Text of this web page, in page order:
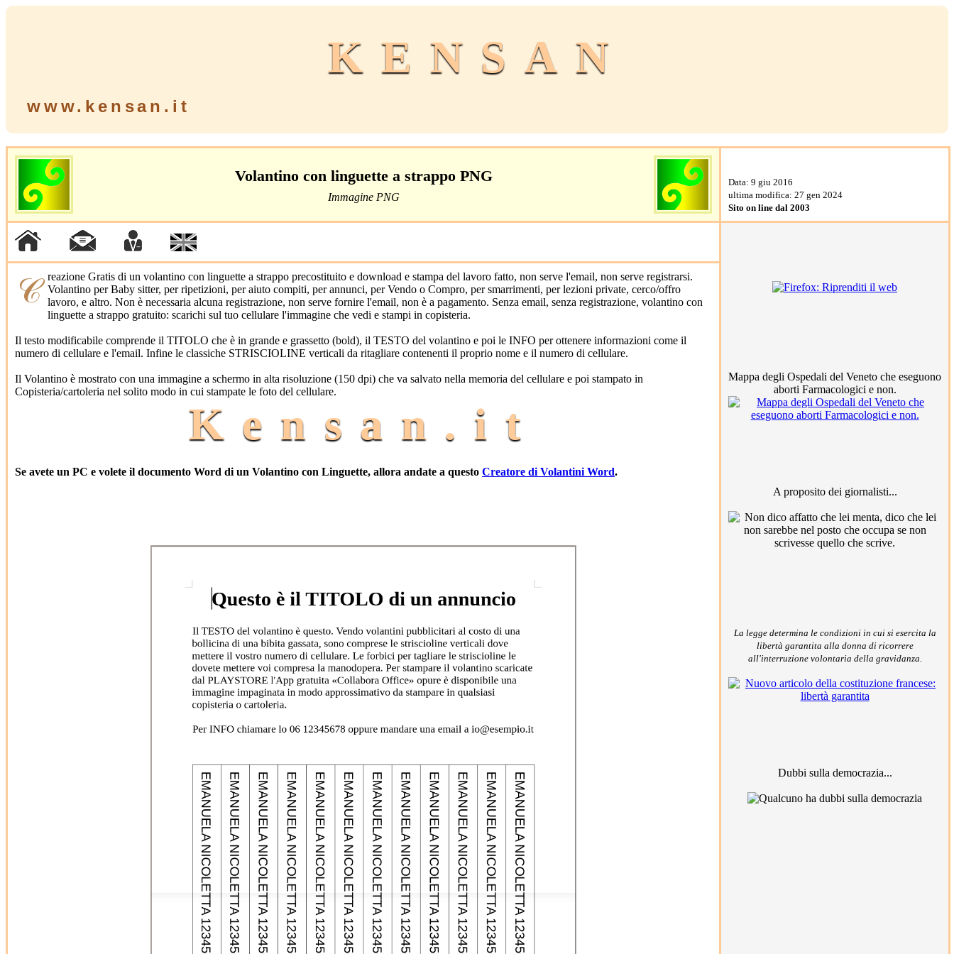
KENSAN
www.kensan.it
Volantino con linguette a strappo PNG
Immagine PNG
Data: 9 giu 2016
ultima modifica: 27 gen 2024
Sito on line dal 2003
𝒞reazione Gratis di un volantino con linguette a strappo precostituito e download e stampa del lavoro fatto, non serve l'email, non serve registrarsi. Volantino per Baby sitter, per ripetizioni, per aiuto compiti, per annunci, per Vendo o Compro, per smarrimenti, per lezioni private, cerco/offro
lavoro, e altro. Non è necessaria alcuna registrazione, non serve fornire l'email, non è a pagamento. Senza email, senza registrazione, volantino con
linguette a strappo gratuito: scarichi sul tuo cellulare l'immagine che vedi e stampi in copisteria.
Il testo modificabile comprende il TITOLO che è in grande e grassetto (bold), il TESTO del volantino e poi le INFO per ottenere informazioni come il
numero di cellulare e l'email. Infine le classiche STRISCIOLINE verticali da ritagliare contenenti il proprio nome e il numero di cellulare.
Il Volantino è mostrato con una immagine a schermo in alta risoluzione (150 dpi) che va salvato nella memoria del cellulare e poi stampato in
Copisteria/cartoleria nel solito modo in cui stampate le foto del cellulare.
Kensan.it
Se avete un PC e volete il documento Word di un Volantino con Linguette, allora andate a questo Creatore di Volantini Word.
Mappa degli Ospedali del Veneto che eseguono
aborti Farmacologici e non.
A proposito dei giornalisti...
La legge determina le condizioni in cui si esercita la
libertà garantita alla donna di ricorrere
all'interruzione volontaria della gravidanza.
Dubbi sulla democrazia...